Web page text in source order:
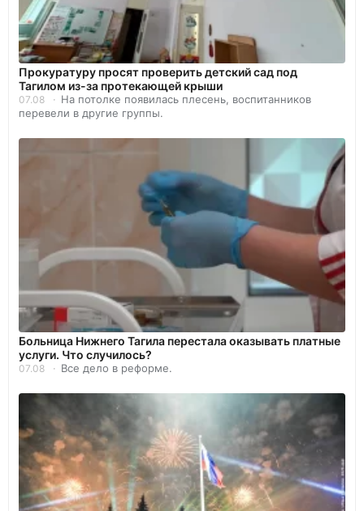
Прокуратуру просят проверить детский сад под
Тагилом из-за протекающей крыши
07.08
На потолке появилась плесень, воспитанников
перевели в другие группы.
Больница Нижнего Тагила перестала оказывать платные
услуги. Что случилось?
07.08 Все дело в реформе.